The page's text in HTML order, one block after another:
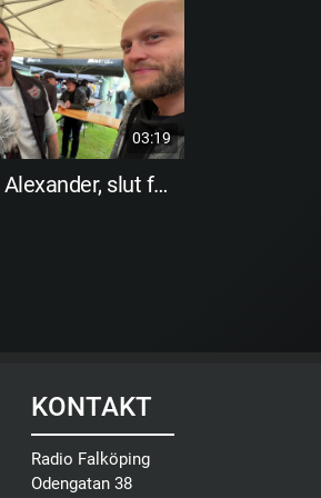
03:19
Freddy och Alexander, slut för Fredag
KONTAKT
Radio Falköping
Odengatan 38